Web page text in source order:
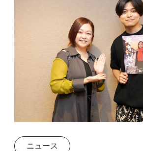
ニュース